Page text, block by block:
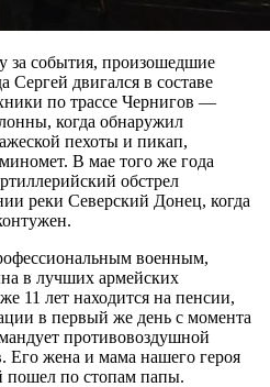
за события, произошедшие
Сергей двигался в составе
по трассе Чернигов —
когда обнаружил
пехоты и пикап,
В мае того же года
обстрел
реки Северский Донец, когда
военным,
в лучших армейских
11 лет находится на пенсии,
в первый же день с момента
противовоздушной
Его жена и мама нашего героя
пошел по стопам папы.